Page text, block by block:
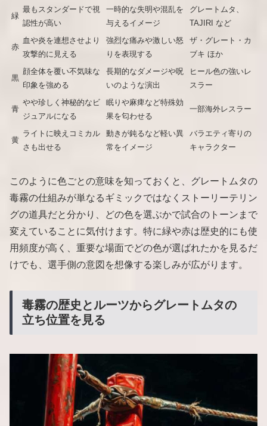
緑
最もスタンダードで視
認性が高い
一時的な失明や混乱を
与えるイメージ
グレートムタ、
TAJIRI など
赤
血や炎を連想させより
攻撃的に見える
強烈な痛みや激しい怒
りを表現する
ザ・グレート・カ
ブキ ほか
黒
顔全体を覆い不気味な
印象を強める
長期的なダメージや呪
いのような演出
ヒール色の強いレ
スラー
青
やや珍しく神秘的なビ
ジュアルになる
眠りや麻痺など特殊効
果を匂わせる
一部海外レスラー
黄
ライトに映えコミカル
さも出せる
動きが鈍るなど軽い異
常をイメージ
バラエティ寄りの
キャラクター
このように色ごとの意味を知っておくと、グレートムタの
毒霧の仕組みが単なるギミックではなくストーリーテリン
グの道具だと分かり、どの色を選ぶかで試合のトーンまで
変えていることに気付けます。特に緑や赤は歴史的にも使
用頻度が高く、重要な場面でどの色が選ばれたかを見るだ
けでも、選手側の意図を想像する楽しみが広がります。
毒霧の歴史とルーツからグレートムタの
立ち位置を見る